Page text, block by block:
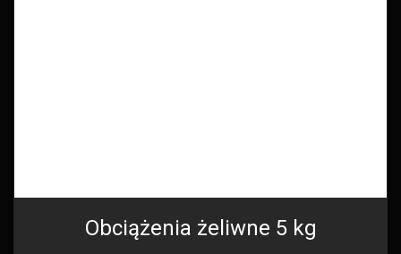
Obciążenia żeliwne 5 kg